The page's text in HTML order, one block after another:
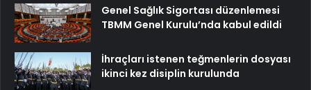
Genel Sağlık Sigortası düzenlemesi
TBMM Genel Kurulu’nda kabul edildi
İhraçları istenen teğmenlerin dosyası
ikinci kez disiplin kurulunda